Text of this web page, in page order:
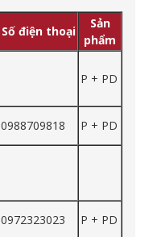
Số điện thoại
Sản
phẩm
P + PD
0988709818 P + PD
0972323023 P + PD